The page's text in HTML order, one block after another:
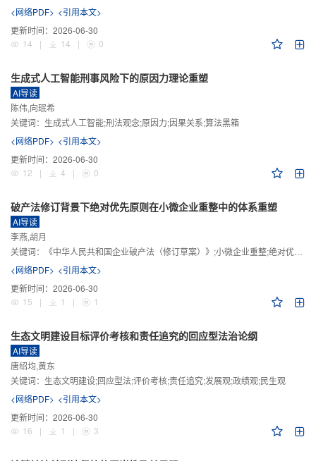
<网络PDF> <引用本文>
更新时间： 2026-06-30
14
| 14 | 0
生成式人工智能刑事风险下的原因力理论重塑
AI导读
陈伟,向珉希
关键词： 生成式人工智能;刑法观念;原因力;因果关系;算法黑箱
<网络PDF> <引用本文>
更新时间： 2026-06-30
12
| 4 | 0
破产法修订背景下绝对优先原则在小微企业重整中的体系重塑
AI导读
李燕,胡月
关键词：
《中华人民共和国企业破产法（修订草案）》;小微企业重整;绝对优先原则;股东权益保留;预期可支配收入标准
<网络PDF> <引用本文>
更新时间： 2026-06-30
15
| 1 | 1
生态文明建设目标评价考核和责任追究的回应型法治论纲
AI导读
唐绍均,黄东
关键词： 生态文明建设;回应型法;评价考核;责任追究;发展观;政绩观;民生观
<网络PDF> <引用本文>
更新时间： 2026-06-30
16
| 1 | 3